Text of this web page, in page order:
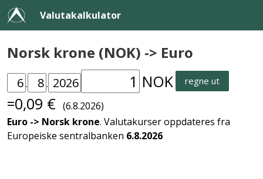
Valutakalkulator
Norsk krone (NOK) -> Euro
. . NOK regne ut
=0,09 € (6.8.2026)
Euro -> Norsk krone. Valutakurser oppdateres fra
Europeiske sentralbanken 6.8.2026